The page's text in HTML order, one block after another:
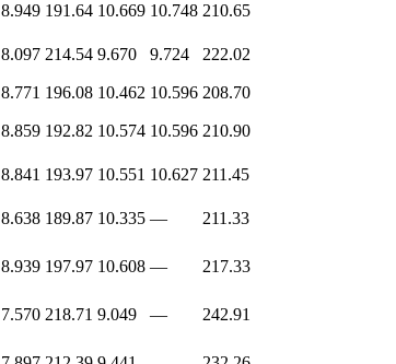
8.949 191.64 10.669 10.748 210.65
8.097 214.54 9.670 9.724 222.02
8.771 196.08 10.462 10.596 208.70
8.859 192.82 10.574 10.596 210.90
8.841 193.97 10.551 10.627 211.45
8.638 189.87 10.335 — 211.33
8.939 197.97 10.608 — 217.33
7.570 218.71 9.049 — 242.91